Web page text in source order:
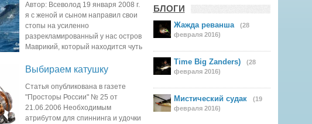
БЛОГИ
Жажда реванша
(28
февраля 2016)
Time Big Zanders)
(28
февраля 2016)
Мистический судак
(19
февраля 2016)
Автор: Всеволод 19 января 2008 г.
я с женой и сыном направил свои
стопы на усиленно
разрекламированный у нас остров
Маврикий, который находится чуть
Выбираем катушку
Статья опубликована в газете
"Просторы России" № 25 от
21.06.2006 Необходимым
атрибутом для спиннинга и удочки